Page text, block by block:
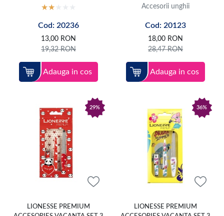
Cod: 20236
13,00 RON
19,32RON
Adauga in cos
Accesorii unghii
Cod: 20123
18,00 RON
28,47RON
Adauga in cos
29%
LIONESSE PREMIUM
36%
LIONESSE PREMIUM